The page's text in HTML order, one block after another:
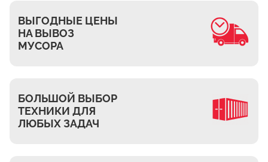
Октябрьский
Малаховка
Жилино-1
Пехорка
ВЫГОДНЫЕ ЦЕНЫ
НА ВЫВОЗ
МУСОРА
БОЛЬШОЙ ВЫБОР
ТЕХНИКИ ДЛЯ
ЛЮБЫХ ЗАДАЧ